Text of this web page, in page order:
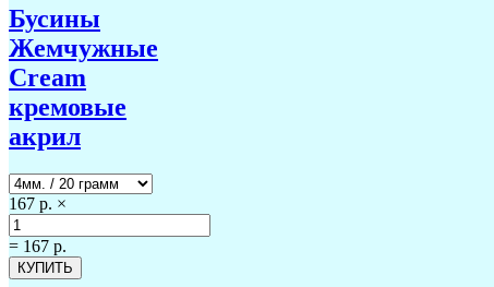
Бусины
Жемчужные
Cream
кремовые
акрил
167 р. ×
= 167 р.